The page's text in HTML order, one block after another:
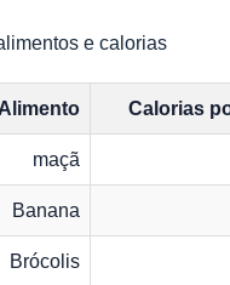
e calorias
Alimento Calorias
maçã
Banana
Brócolis